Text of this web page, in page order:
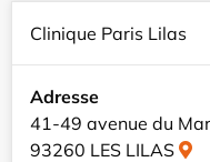
Clinique Paris Lilas
Adresse
41-49 avenue du
93260 LES LILAS